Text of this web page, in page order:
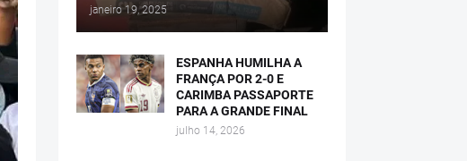
janeiro 19, 2025
ESPANHA HUMILHA A
FRANÇA POR 2-0 E
CARIMBA PASSAPORTE
PARA A GRANDE FINAL
julho 14, 2026